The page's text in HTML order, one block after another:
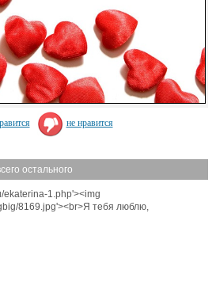
не нравится
остального
ekaterina-1.php'><img
8169.jpg'><br>Я тебя люблю,